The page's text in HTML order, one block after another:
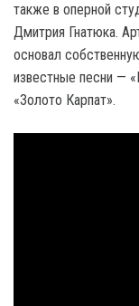
также в оперной
Дмитрия Гнатюка.
основал
известные песни —
«Золото Карпат».